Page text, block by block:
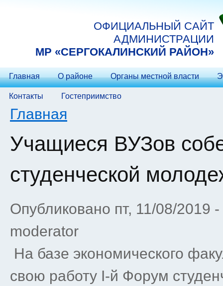
ОФИЦИАЛЬНЫЙ САЙТ
АДМИНИСТРАЦИИ
МP «СЕРГОКАЛИНСКИЙ РАЙОН»
Главная О районе Органы местной власти
Контакты Гостеприимство
Вы здесь
Главная
Учащиеся ВУЗов
студенческой
Опубликовано пт, 11/08/2019
moderator
На базе экономического
свою работу I-й Форум